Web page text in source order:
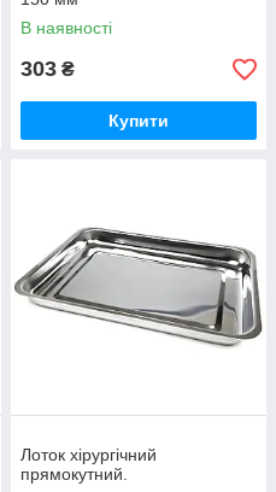
В наявності
303 ₴
Купити
Лоток хірургічний
прямокутний.